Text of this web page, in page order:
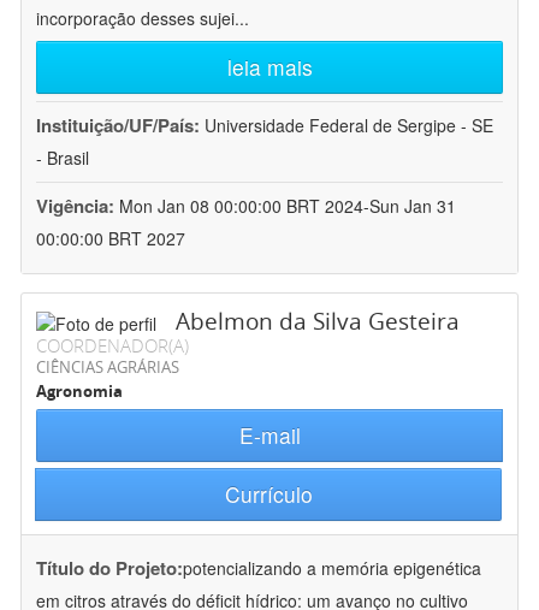
incorporação desses sujei...
leia mais
Instituição/UF/País: Universidade Federal de Sergipe - SE
- Brasil
Vigência: Mon Jan 08 00:00:00 BRT 2024-Sun Jan 31
00:00:00 BRT 2027
Abelmon da Silva Gesteira
COORDENADOR(A)
CIÊNCIAS AGRÁRIAS
Agronomia
E-mail
Currículo
Título do Projeto:potencializando a memória epigenética
em citros através do déficit hídrico: um avanço no cultivo